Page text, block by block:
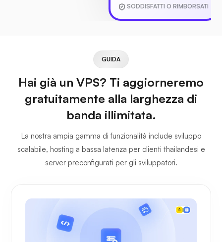
SODDISFATTI O RIMBORSATI
GUIDA
Hai già un VPS? Ti aggiorneremo
gratuitamente alla larghezza di
banda illimitata.
La nostra ampia gamma di funzionalità include sviluppo
scalabile, hosting a bassa latenza per clienti thailandesi e
server preconfigurati per gli sviluppatori.